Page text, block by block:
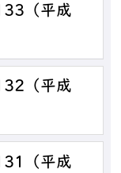
（平成
（平成
（平成